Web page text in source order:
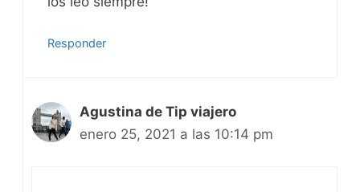
Responder
Agustina de Tip viajero
enero 25, 2021 a las 10:14 pm